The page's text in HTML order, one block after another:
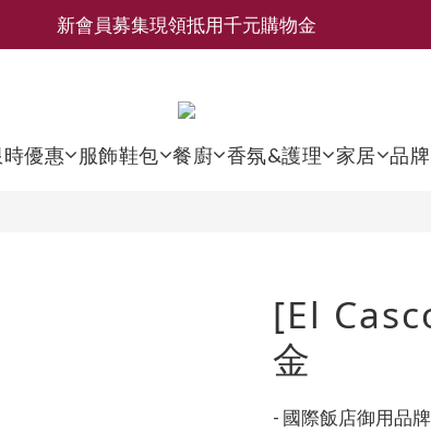
新會員募集現領抵用千元購物金
新會員募集現領抵用千元購物金
/ 家居 / 餐廚 [ 全館折上兩件9折，三件享85折 】
新會員募集現領抵用千元購物金
時優惠 服飾鞋包 餐廚 香氛&護理 家居 品牌
[El
金
- 國際飯店御用品牌